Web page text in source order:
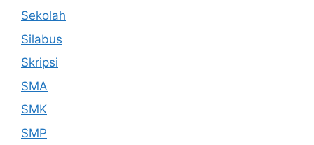
Sekolah
Silabus
Skripsi
SMA
SMK
SMP